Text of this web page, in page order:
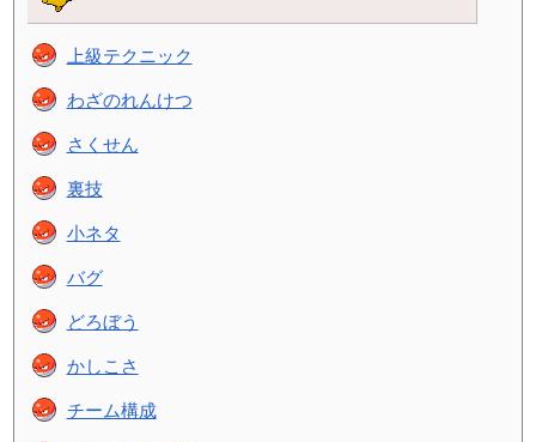
上級テクニック
わざのれんけつ
さくせん
裏技
小ネタ
バグ
どろぼう
かしこさ
チーム構成